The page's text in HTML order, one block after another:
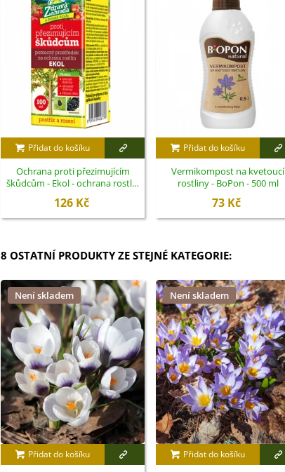
Přidat do košíku
Ochrana proti přezimujícím
škůdcům - Ekol - ochrana rostlin
126 Kč
Přidat do košíku
Vermikompost na kvetoucí
rostliny - BoPon - 500 ml
73 Kč
8 OSTATNÍ PRODUKTY ZE STEJNÉ KATEGORIE:
Není skladem
Přidat do košíku
Není skladem
Přidat do košíku